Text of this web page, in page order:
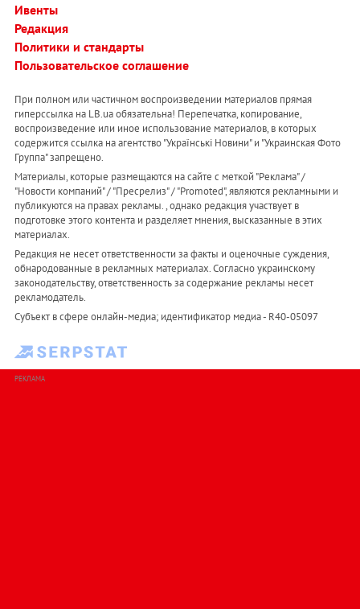
Ивенты
Редакция
Политики и стандарты
Пользовательское соглашение
При полном или частичном воспроизведении материалов прямая
гиперссылка на LB.ua обязательна! Перепечатка, копирование,
воспроизведение или иное использование материалов, в которых
содержится ссылка на агентство "Українськi Новини" и "Украинская Фото
Группа" запрещено.
Материалы, которые размещаются на сайте с меткой "Реклама" /
"Новости компаний" / "Пресрелиз" / "Promoted", являются рекламными и
публикуются на правах рекламы. , однако редакция участвует в
подготовке этого контента и разделяет мнения, высказанные в этих
материалах.
Редакция не несет ответственности за факты и оценочные суждения,
обнародованные в рекламных материалах. Согласно украинскому
законодательству, ответственность за содержание рекламы несет
рекламодатель.
Субъект в сфере онлайн-медиа; идентификатор медиа - R40-05097
РЕКЛАМА